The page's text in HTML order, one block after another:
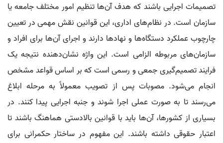
تصمیمات اجرایی باشند که هدف آن‌ها تنظیم امور مختلف جامعه یا
سازمان است. در نظام‌های اداری، این قوانین نقش مهمی در تعیین
چارچوب عملکرد دستگاه‌ها و نهادها دارند و اجرای آن‌ها برای افراد و
سازمان‌های مربوطه الزامی است. این واژه نشان‌دهنده نتیجه یک
فرایند تصمیم‌گیری جمعی و رسمی است که بر اساس قواعد مشخص
انجام می‌شود. مصوبات پس از تصویب معمولاً به مرحله ابلاغ
می‌رسند تا به صورت عملی اجرا شوند و جنبه اجرایی پیدا کنند. در
بسیاری از کشورها، آن‌ها باید با قوانین بالادستی هماهنگ باشند تا
اعتبار حقوقی داشته باشند. این مفهوم در ساختار حکمرانی برای